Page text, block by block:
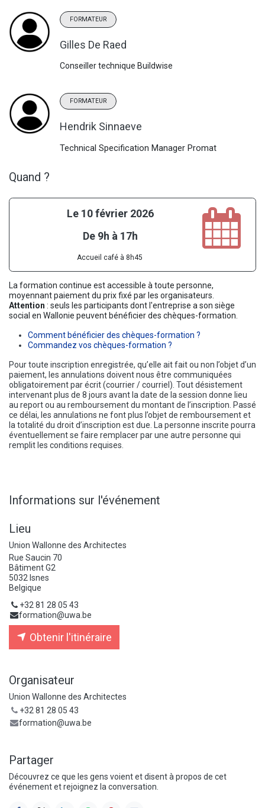
FORMATEUR
Gilles De Raed
Conseiller technique Buildwise
FORMATEUR
Hendrik Sinnaeve
Technical Specification Manager Promat
Quand ?
Le 10 février 2026
De 9h à 17h
Accueil café à 8h45
La formation continue est accessible à toute personne,
moyennant paiement du prix fixé par les organisateurs.
Attention : seuls les participants dont l'entreprise a son siège
social en Wallonie peuvent bénéficier des chèques-formation.
Comment bénéficier des chèques-formation ?
Commandez vos chèques-formation ?
Pour toute inscription enregistrée, qu’elle ait fait ou non l’objet d’un
paiement, les annulations doivent nous être communiquées
obligatoirement par écrit (courrier / courriel). Tout désistement
intervenant plus de 8 jours avant la date de la session donne lieu
au report ou au remboursement du montant de l’inscription. Passé
ce délai, les annulations ne font plus l’objet de remboursement et
la totalité du droit d’inscription est due. La personne inscrite pourra
éventuellement se faire remplacer par une autre personne qui
remplit les conditions requises.
Informations sur l'événement
Lieu
Union Wallonne des Architectes
Rue Saucin 70
Bâtiment G2
5032 Isnes
Belgique
+32 81 28 05 43
formation@uwa.be
Obtenir l'itinéraire
Organisateur
Union Wallonne des Architectes
+32 81 28 05 43
formation@uwa.be
Partager
Découvrez ce que les gens voient et disent à propos de cet
événement et rejoignez la conversation.